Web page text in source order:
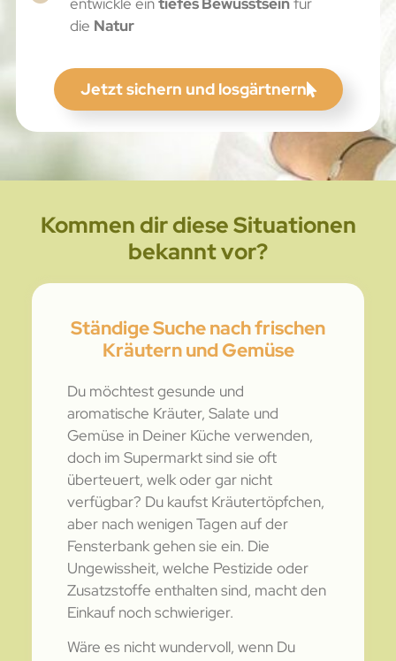
die Natur
Jetzt sichern und losgärtnern
Kommen dir diese Situationen
bekannt vor?
Ständige Suche nach frischen
Kräutern und Gemüse
Du möchtest gesunde und
aromatische Kräuter, Salate und
Gemüse in Deiner Küche verwenden,
doch im Supermarkt sind sie oft
überteuert, welk oder gar nicht
verfügbar? Du kaufst Kräutertöpfchen,
aber nach wenigen Tagen auf der
Fensterbank gehen sie ein. Die
Ungewissheit, welche Pestizide oder
Zusatzstoffe enthalten sind, macht den
Einkauf noch schwieriger.
Wäre es nicht wundervoll, wenn Du